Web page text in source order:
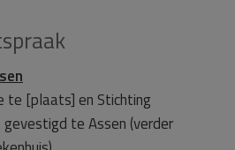
te [plaats] en Stichting
te Assen (verder